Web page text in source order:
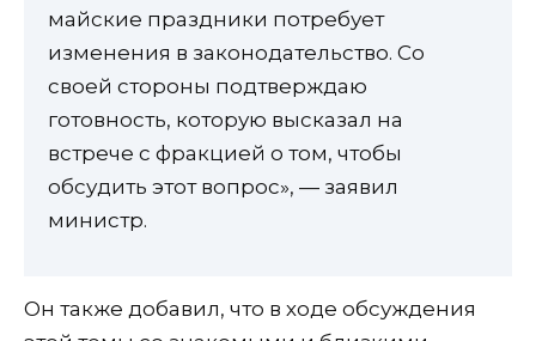
майские праздники потребует
изменения в законодательство. Со
своей стороны подтверждаю
готовность, которую высказал на
встрече с фракцией о том, чтобы
обсудить этот вопрос», — заявил
министр.
Он также добавил, что в ходе обсуждения